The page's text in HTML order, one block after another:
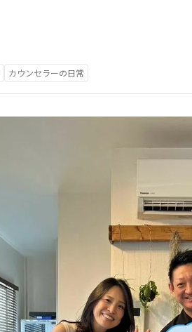
カウンセラーの日常